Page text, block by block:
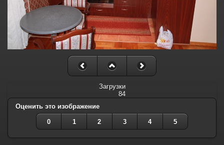
Загрузки
84
Оценить это изображение
0 1 2 3 4 5